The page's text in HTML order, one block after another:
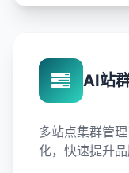
AI站
多站点集群管
化，快速提升品